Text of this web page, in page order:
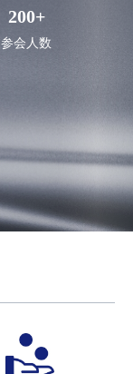
200+
参会人数